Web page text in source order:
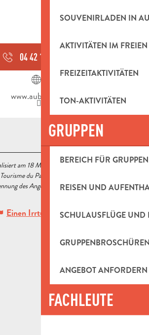
SOUVENIRLADEN IN
AKTIVITÄTEN IM FREIEN
FREIZEITAKTIVITÄTEN
TON-AKTIVITÄTEN
GRUPPEN
BEREICH FÜR GRUPPEN
REISEN UND
SCHULAUSFLÜGE UND
ANGEBOT ANFORDERN
FACHLEUTE
04 42 18 18
www.aubagne.fr
am 18 März 2026 Um 11:22
du Pays d’Aubagne et de l’Étoile
des Angebots : 5538122)
Einen Irrtum angeben